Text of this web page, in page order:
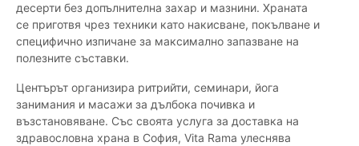
десерти без допълнителна захар и мазнини. Храната
се приготвя чрез техники като накисване, покълване и
специфично изпичане за максимално запазване на
полезните съставки.
Центърът организира ритрийти, семинари, йога
занимания и масажи за дълбока почивка и
възстановяване. Със своята услуга за доставка на
здравословна храна в София, Vita Rama улеснява